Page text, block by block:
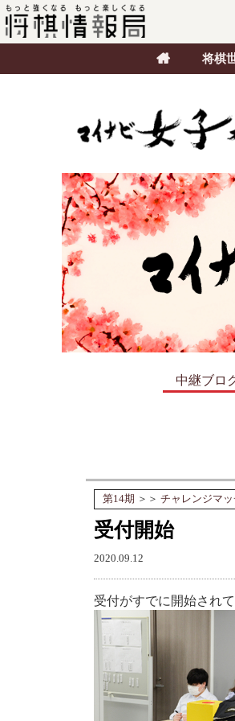
将棋
中継ブロ
第14期 ＞＞ チャレンジマッ
受付開始
2020.09.12
受付がすでに開始され